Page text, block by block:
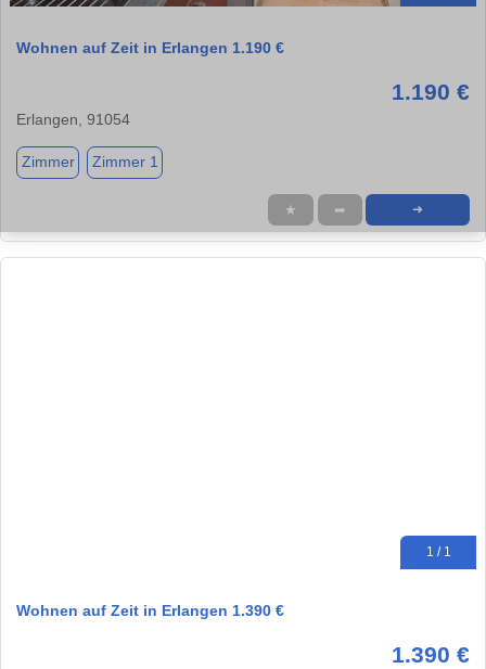
Wohnen auf Zeit in Erlangen 1.190 €
1.190 €
Erlangen, 91054
Zimmer Zimmer 1
★ ➦ ➜
1 / 1
Wohnen auf Zeit in Erlangen 1.390 €
1.390 €